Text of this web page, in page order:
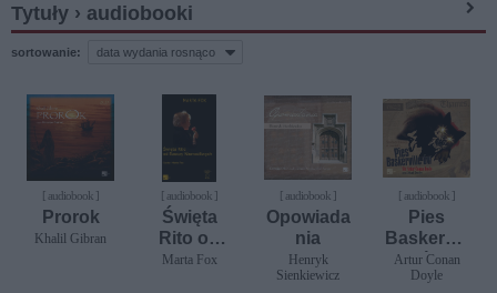
Tytuły › audiobooki
sortowanie:
[ audiobook ]
Prorok
Khalil Gibran
[ audiobook ]
Święta
Rito od
Rzeczy
Marta Fox
[ audiobook ]
Opowiada
nia
Henryk
Sienkiewicz
[ audiobook ]
Pies
Baskervill
eów
Artur Conan
Doyle